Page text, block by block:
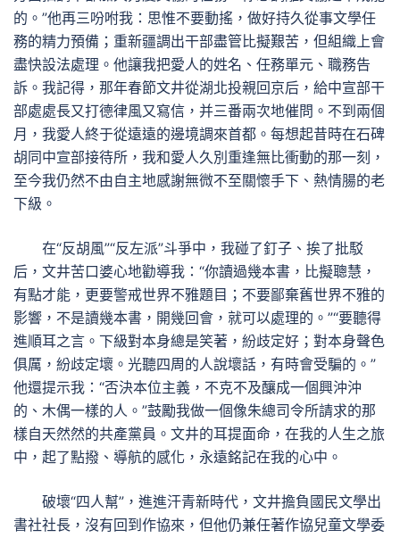
的。”他再三吩咐我：思惟不要動搖，做好持久從事文學任
務的精力預備；重新疆調出干部盡管比擬艱苦，但組織上會
盡快設法處理。他讓我把愛人的姓名、任務單元、職務告
訴。我記得，那年春節文井從湖北投親回京后，給中宣部干
部處處長又打德律風又寫信，并三番兩次地催問。不到兩個
月，我愛人終于從遠遠的邊境調來首都。每想起昔時在石碑
胡同中宣部接待所，我和愛人久別重逢無比衝動的那一刻，
至今我仍然不由自主地感謝無微不至關懷手下、熱情腸的老
下級。
在“反胡風”“反左派”斗爭中，我碰了釘子、挨了批駁
后，文井苦口婆心地勸導我：“你讀過幾本書，比擬聰慧，
有點才能，更要警戒世界不雅題目；不要鄙棄舊世界不雅的
影響，不是讀幾本書，開幾回會，就可以處理的。”“要聽得
進順耳之言。下級對本身總是笑著，紛歧定好；對本身聲色
俱厲，紛歧定壞。光聽四周的人說壞話，有時會受騙的。”
他還提示我：“否決本位主義，不克不及釀成一個興沖沖
的、木偶一樣的人。”鼓勵我做一個像朱總司令所請求的那
樣自天然然的共產黨員。文井的耳提面命，在我的人生之旅
中，起了點撥、導航的感化，永遠銘記在我的心中。
破壞“四人幫”，進進汗青新時代，文井擔負國民文學出
書社社長，沒有回到作協來，但他仍兼任著作協兒童文學委